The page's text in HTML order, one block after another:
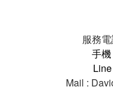
服務
手
Mail :